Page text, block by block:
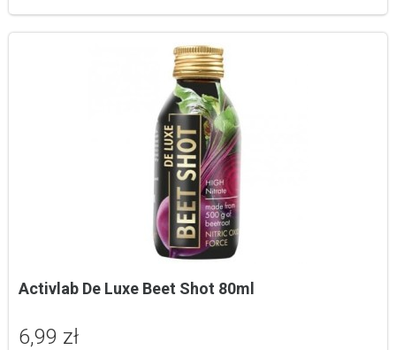
Activlab De Luxe Beet Shot 80ml
6,99 zł